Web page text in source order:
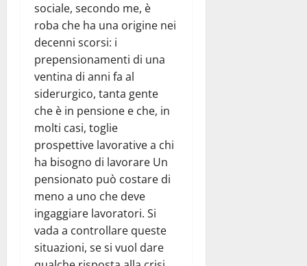
sociale, secondo me, è
roba che ha una origine nei
decenni scorsi: i
prepensionamenti di una
ventina di anni fa al
siderurgico, tanta gente
che è in pensione e che, in
molti casi, toglie
prospettive lavorative a chi
ha bisogno di lavorare Un
pensionato può costare di
meno a uno che deve
ingaggiare lavoratori. Si
vada a controllare queste
situazioni, se si vuol dare